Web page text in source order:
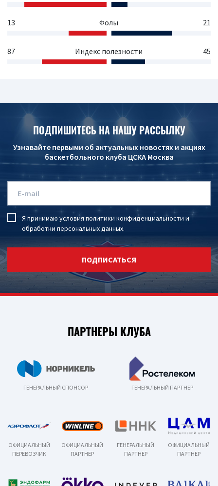
13 Фолы 21
87 Индекс полезности 45
ПОДПИШИТЕСЬ НА НАШУ РАССЫЛКУ
Узнавайте первыми об актуальных новостях и акциях
баскетбольного клуба ЦСКА Москва
Я принимаю условия политики конфиденциальности и
обработки персональных данных.
ПОДПИСАТЬСЯ
ПАРТНЕРЫ КЛУБА
ГЕНЕРАЛЬНЫЙ СПОНСОР ГЕНЕРАЛЬНЫЙ ПАРТНЕР
ОФИЦИАЛЬНЫЙ
ПЕРЕВОЗЧИК
ОФИЦИАЛЬНЫЙ
ПАРТНЕР
ГЕНЕРАЛЬНЫЙ
ПАРТНЕР
ОФИЦИАЛЬНЫЙ
ПАРТНЕР